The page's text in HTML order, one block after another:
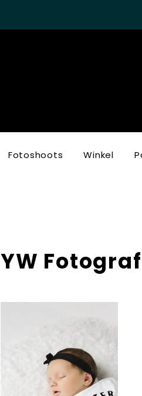
Fotoshoots Winkel
YW